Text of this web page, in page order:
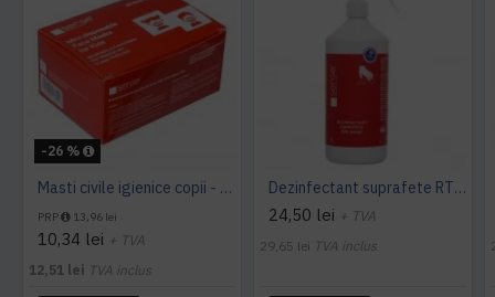
-26 %
Masti civile igienice copii - Sense, Set 50 buc
PRP 13,96 lei
10,34 lei + TVA
12,51 lei TVA inclus
Dezinfectant suprafete RTU 70% Alcool 1L, Sense
24,50 lei + TVA
29,65 lei TVA inclus